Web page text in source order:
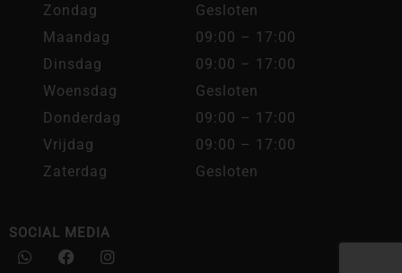
Zondag
Gesloten
Maandag
09:00 – 17:00
Dinsdag
09:00 – 17:00
Woensdag
Gesloten
Donderdag
09:00 – 17:00
Vrijdag
09:00 – 17:00
Zaterdag
Gesloten
SOCIAL MEDIA
W
h
F
a
I
n